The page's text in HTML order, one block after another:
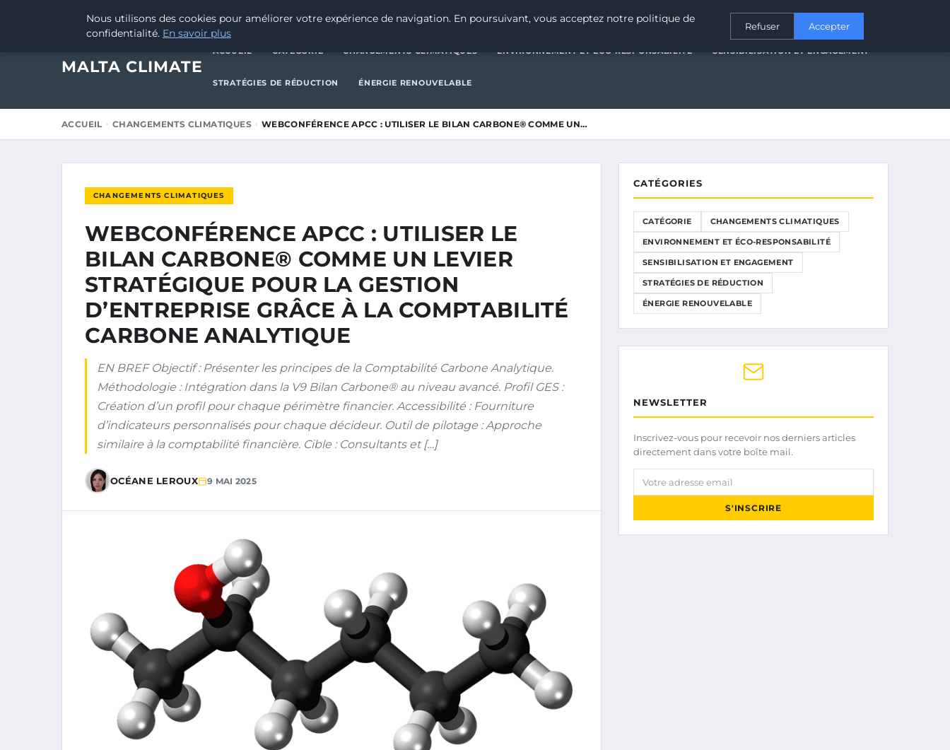
9 MAI 2025 CATÉGORIE CHANGEMENTS CLIMATIQUES ENVIRONNEMENT ET ÉCO-RESPONSABILITÉSENSIBILISATION ET ENGAGEMENT
MALTA CLIMATE
ACCUEIL CATÉGORIE CHANGEMENTS CLIMATIQUES ENVIRONNEMENT ET ÉCO-RESPONSABILITÉ SENSIBILISATION ET ENGAGEMENT
STRATÉGIES DE RÉDUCTION ÉNERGIE RENOUVELABLE
ACCUEIL CHANGEMENTS CLIMATIQUES WEBCONFÉRENCE APCC : UTILISER LE BILAN CARBONE® COMME UN…
CHANGEMENTS CLIMATIQUES
WEBCONFÉRENCE APCC : UTILISER LE
BILAN CARBONE® COMME UN LEVIER
STRATÉGIQUE POUR LA GESTION
D’ENTREPRISE GRÂCE À LA COMPTABILITÉ
CARBONE ANALYTIQUE
EN BREF Objectif : Présenter les principes de la Comptabilité Carbone Analytique.
Méthodologie : Intégration dans la V9 Bilan Carbone® au niveau avancé. Profil GES :
Création d’un profil pour chaque périmètre financier. Accessibilité : Fourniture
d’indicateurs personnalisés pour chaque décideur. Outil de pilotage : Approche
similaire à la comptabilité financière. Cible : Consultants et […]
OCÉANE LEROUX 9 MAI 2025
CATÉGORIES
CATÉGORIE CHANGEMENTS CLIMATIQUES
ENVIRONNEMENT ET ÉCO-RESPONSABILITÉ
SENSIBILISATION ET ENGAGEMENT
STRATÉGIES DE RÉDUCTION
ÉNERGIE RENOUVELABLE
NEWSLETTER
Inscrivez-vous pour recevoir nos derniers articles
directement dans votre boîte mail.
Votre adresse email
S'INSCRIRE
Nous utilisons des cookies pour améliorer votre expérience de navigation. En poursuivant, vous acceptez notre politique de
confidentialité. En savoir plus
Refuser Accepter